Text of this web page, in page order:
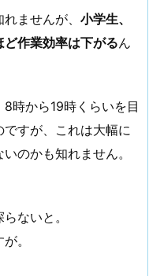
ませんが、 小学生、
作業効率は下がるん
時から19時くらいを目
すが、これは大幅に
のかも知れません。
ないと。
。